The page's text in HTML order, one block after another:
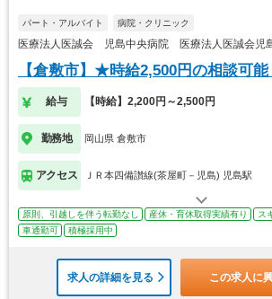
パート・アルバイト 病院・クリニック
医療法人医誠会 児島中央病院 医療法人医誠会児
【倉敷市】★時給2,500円の相談可能
給与 【時給】2,200円～2,500円
勤務地 岡山県 倉敷市
アクセス ＪＲ本四備讃線(茶屋町－児島) 児島駅
原則、引越しを伴う転勤なし 産休・育休取得実績有り ス
車通勤可
積極採用中
求人の詳細を見る この求人に